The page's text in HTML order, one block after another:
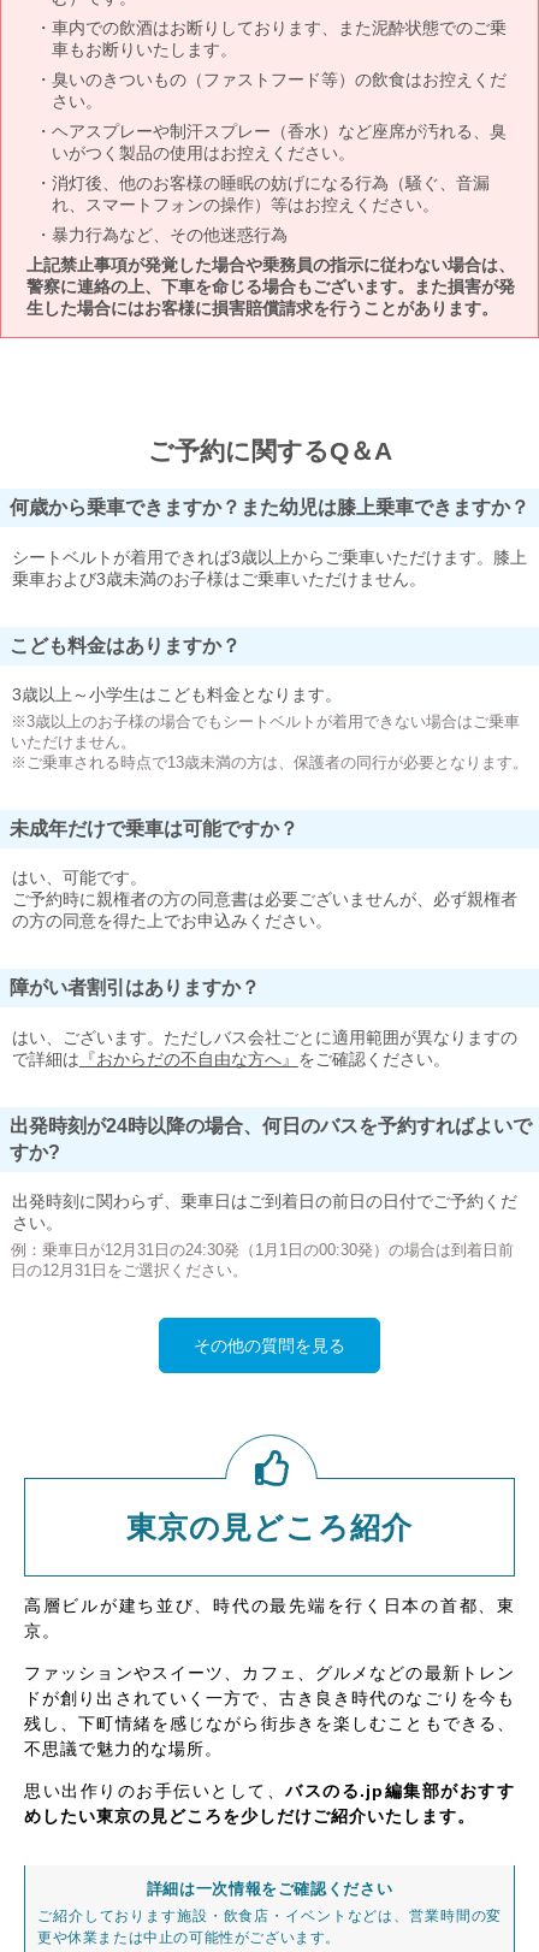
車内での飲酒はお断りしております、また泥酔状態でのご乗
車もお断りいたします。
臭いのきついもの（ファストフード等）の飲食はお控えくだ
さい。
ヘアスプレーや制汗スプレー（香水）など座席が汚れる、臭
いがつく製品の使用はお控えください。
消灯後、他のお客様の睡眠の妨げになる行為（騒ぐ、音漏
れ、スマートフォンの操作）等はお控えください。
暴力行為など、その他迷惑行為
上記禁止事項が発覚した場合や乗務員の指示に従わない場合は、
警察に連絡の上、下車を命じる場合もございます。また損害が発
生した場合にはお客様に損害賠償請求を行うことがあります。
ご予約に関するQ＆A
何歳から乗車できますか？また幼児は膝上乗車できますか？
シートベルトが着用できれば3歳以上からご乗車いただけます。膝上
乗車および3歳未満のお子様はご乗車いただけません。
こども料金はありますか？
3歳以上～小学生はこども料金となります。
※3歳以上のお子様の場合でもシートベルトが着用できない場合はご乗車
いただけません。
※ご乗車される時点で13歳未満の方は、保護者の同行が必要となります。
未成年だけで乗車は可能ですか？
はい、可能です。
ご予約時に親権者の方の同意書は必要ございませんが、必ず親権者
の方の同意を得た上でお申込みください。
障がい者割引はありますか？
はい、ございます。ただしバス会社ごとに適用範囲が異なりますの
で詳細は 『おからだの不自由な方へ』 をご確認ください。
出発時刻が24時以降の場合、何日のバスを予約すればよいで
すか?
出発時刻に関わらず、乗車日はご到着日の前日の日付でご予約くだ
さい。
例：乗車日が12月31日の24:30発（1月1日の00:30発）の場合は到着日前
日の12月31日をご選択ください。
その他の質問を見る
東京の見どころ紹介
高層ビルが建ち並び、時代の最先端を行く日本の首都、東
京。
ファッションやスイーツ、カフェ、グルメなどの最新トレン
ドが創り出されていく一方で、古き良き時代のなごりを今も
残し、下町情緒を感じながら街歩きを楽しむこともできる、
不思議で魅力的な場所。
思い出作りのお手伝いとして、バスのる.jp編集部がおすす
めしたい東京の見どころを少しだけご紹介いたします。
詳細は一次情報をご確認ください
ご紹介しております施設・飲食店・イベントなどは、営業時間の変
更や休業または中止の可能性がございます。